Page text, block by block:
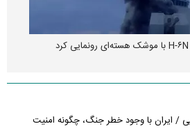
/ ایران با وجود خطر جنگ، چگونه امنیت